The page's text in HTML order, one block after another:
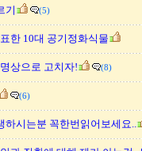
기 (5)
한 10대 공기정화식물
상으로 고치자! (8)
(6)
하시는분 꼭한번읽어보세요..